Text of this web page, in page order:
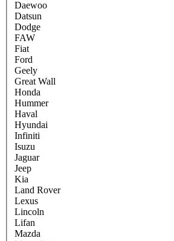
Daewoo
Datsun
Dodge
FAW
Fiat
Ford
Geely
Great Wall
Honda
Hummer
Haval
Hyundai
Infiniti
Isuzu
Jaguar
Jeep
Kia
Land Rover
Lexus
Lincoln
Lifan
Mazda